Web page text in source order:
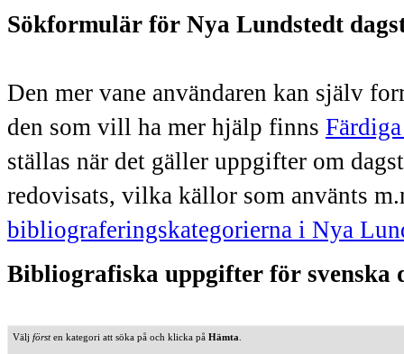
Sökformulär för Nya Lundstedt
Den mer vane användaren kan själv
den som vill ha mer hjälp finns
ställas när det gäller uppgifter om
redovisats, vilka källor som använts
bibliograferingskategorierna i Nya
Bibliografiska uppgifter för svenska
Välj försten kategori att söka på och klicka på Hämta